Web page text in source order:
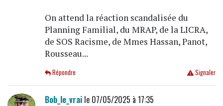
On attend la réaction scandalisée du
Planning Familial, du MRAP, de la LICRA,
de SOS Racisme, de Mmes Hassan, Panot,
Rousseau...
Signaler
Répondre
Bob_le_vraile 07/05/2025 à 17:35